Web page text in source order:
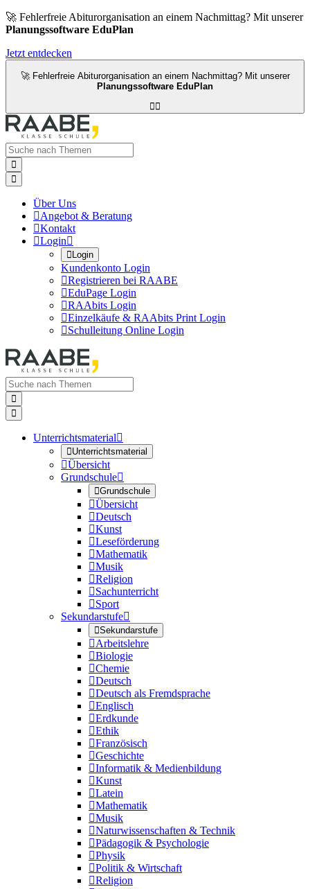
🚀 Fehlerfreie Abiturorganisation an einem Nachmittag? Mit unserer
Planungssoftware EduPlan
Jetzt entdecken
🚀 Fehlerfreie Abiturorganisation an einem Nachmittag? Mit unserer
Planungssoftware EduPlan



Über Uns
Angebot & Beratung
Kontakt
Login
Login
Kundenkonto Login
Registrieren bei RAABE
EduPage Login
RAAbits Login
Einzelkäufe & RAAbits Print Login
Schulleitung Online Login


Unterrichtsmaterial
Unterrichtsmaterial
Übersicht
Grundschule
Grundschule
Übersicht
Deutsch
Kunst
Leseförderung
Mathematik
Musik
Religion
Sachunterricht
Sport
Sekundarstufe
Sekundarstufe
Arbeitslehre
Biologie
Chemie
Deutsch
Deutsch als Fremdsprache
Englisch
Erdkunde
Ethik
Französisch
Geschichte
Informatik & Medienbildung
Kunst
Latein
Mathematik
Musik
Naturwissenschaften & Technik
Pädagogik & Psychologie
Physik
Politik & Wirtschaft
Religion